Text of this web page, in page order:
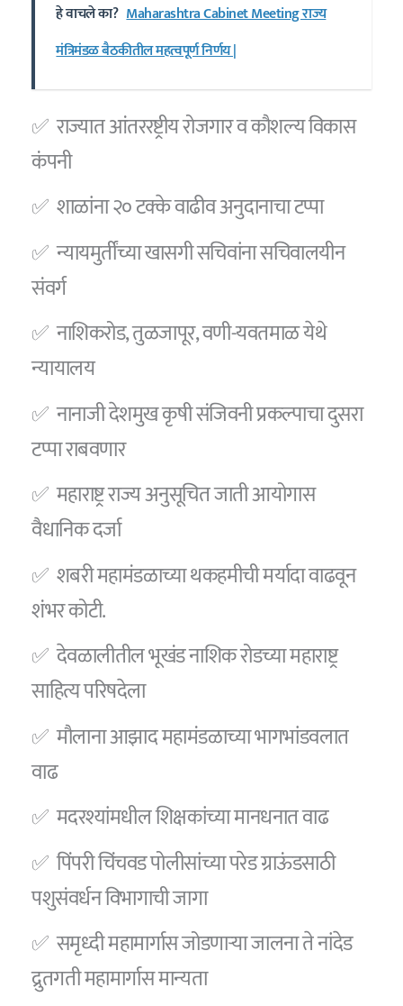
हे वाचले का? Maharashtra Cabinet Meeting राज्य
मंत्रिमंडळ बैठकीतील महत्वपूर्ण निर्णय |
✅ राज्यात आंतररष्ट्रीय रोजगार व कौशल्य विकास
कंपनी
✅ शाळांना २० टक्के वाढीव अनुदानाचा टप्पा
✅ न्यायमुर्तींच्या खासगी सचिवांना सचिवालयीन
संवर्ग
✅ नाशिकरोड, तुळजापूर, वणी-यवतमाळ येथे
न्यायालय
✅ नानाजी देशमुख कृषी संजिवनी प्रकल्पाचा दुसरा
टप्पा राबवणार
✅ महाराष्ट्र राज्य अनुसूचित जाती आयोगास
वैधानिक दर्जा
✅ शबरी महामंडळाच्या थकहमीची मर्यादा वाढवून
शंभर कोटी.
✅ देवळालीतील भूखंड नाशिक रोडच्या महाराष्ट्र
साहित्य परिषदेला
✅ मौलाना आझाद महामंडळाच्या भागभांडवलात
वाढ
✅ मदरश्यांमधील शिक्षकांच्या मानधनात वाढ
✅ पिंपरी चिंचवड पोलीसांच्या परेड ग्राऊंडसाठी
पशुसंवर्धन विभागाची जागा
✅ समृध्दी महामार्गास जोडणाऱ्या जालना ते नांदेड
द्रुतगती महामार्गास मान्यता